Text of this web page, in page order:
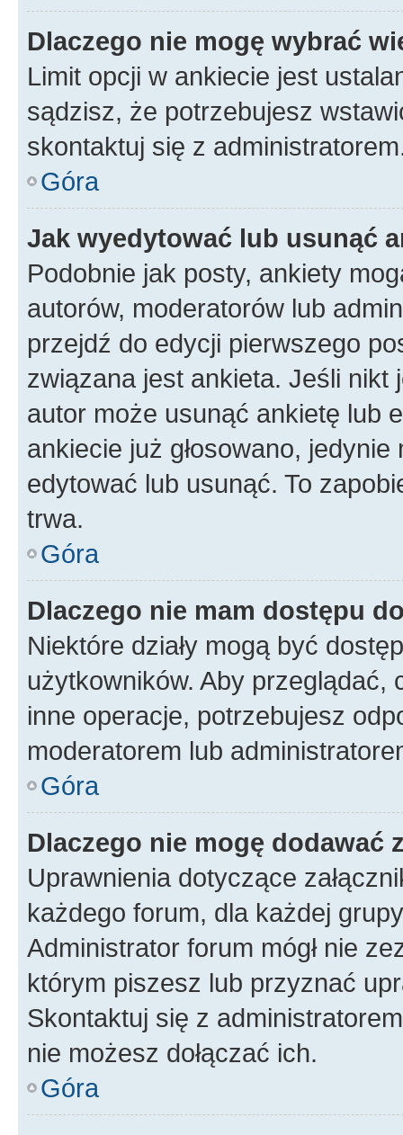
Dlaczego nie mogę wybrać
Limit opcji w ankiecie jest
sądzisz, że potrzebujesz
skontaktuj się z
Góra
Jak wyedytować lub usunąć
Podobnie jak posty, ankiety
autorów, moderatorów lub
przejdź do edycji pierwszego
związana jest ankieta. Jeśli nikt
autor może usunąć ankietę lub
ankiecie już głosowano,
edytować lub usunąć. To
trwa.
Góra
Dlaczego nie mam dostępu
Niektóre działy mogą być
użytkowników. Aby
inne operacje, potrzebujesz
moderatorem lub
Góra
Dlaczego nie mogę dodawać
Uprawnienia dotyczące
każdego forum, dla każdej
Administrator forum mógł nie
którym piszesz lub przyznać
Skontaktuj się z
nie możesz dołączać ich.
Góra